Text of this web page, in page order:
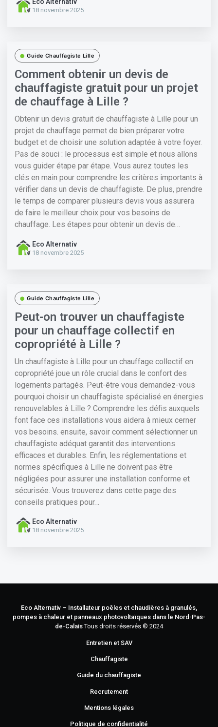
18 novembre 2025
Guide Chauffagiste Lille
Comment obtenir un devis de
chauffagiste gratuit pour un projet
de chauffage à Lille ?
18 novembre 2025
Obtenir un devis gratuit de chauffagiste à Lille pour un
projet de chauffage permet de bien préparer votre
budget et de choisir une solution adaptée à votre foyer.
Pas de souci : le processus est simple et nous allons
vous guider étape par étape. Vous aurez toutes les
clés en main pour comprendre les critères importants à
vérifier dans un devis de chauffagiste. De plus, prendre
le temps de comparer plusieurs devis vous assurera
de faire le meilleur choix pour vos besoins de
chauffage. Les étapes pour obtenir un devis de…
Guide Chauffagiste Lille
Peut-on trouver un chauffagiste
pour un chauffage collectif en
copropriété à Lille ?
18 novembre 2025
Un chauffagiste à Lille pour un chauffage collectif en
copropriété joue un rôle crucial dans le confort des
logements partagés. Peut-être vous demandez-vous
pourquoi choisir un chauffagiste spécialisé en énergies
renouvelables à Lille ? Comprendre les défis auxquels
font face ces installations vous aidera à mieux cerner
vos besoins. ensuite, savoir comment sélectionner un
chauffagiste adéquat garantit des interventions
efficaces et durables. Enfin, les réglementations et
normes spécifiques à Lille ne doivent pas être
négligées pour assurer une installation conforme et
sécurisée. Vous trouverez dans cette page des
conseils pratiques pour…
Eco Alternativ – Installateur poêles et chaudières à granulés,
pompes à chaleur et panneaux photovoltaïques dans le Nord-Pas-
de-CalaisTous droits réservés © 2024
Entretien et SAV
Chauffagiste
Guide du chauffagiste
Recrutement
Mentions légales
Politique de confidentialité